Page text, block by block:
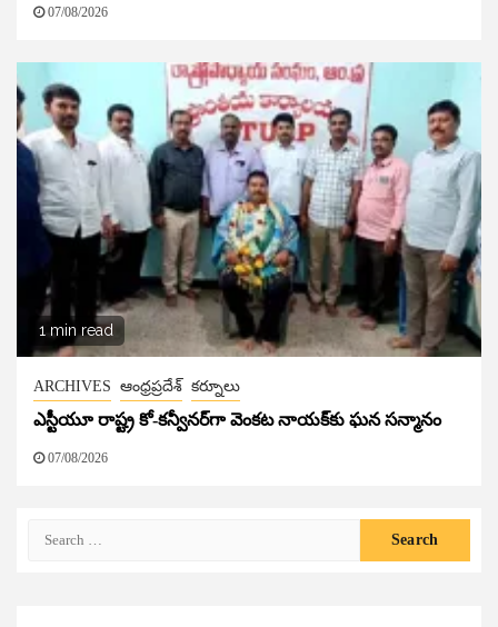
07/08/2026
1 min read
ARCHIVES ఆంధ్రప్రదేశ్ కర్నూలు
ఎస్టీయూ రాష్ట్ర కో-కన్వీనర్‌గా వెంకట నాయక్‌కు ఘన సన్మానం
07/08/2026
Search